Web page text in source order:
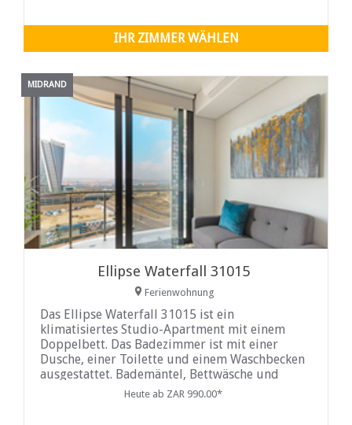
Kyalami Convention Center und der Golfplatz
Kyalami ...
IHR ZIMMER WÄHLEN
MIDRAND
Ellipse Waterfall 31015
Ferienwohnung
Das Ellipse Waterfall 31015 ist ein
klimatisiertes Studio-Apartment mit einem
Doppelbett. Das Badezimmer ist mit einer
Dusche, einer Toilette und einem Waschbecken
ausgestattet. Bademäntel, Bettwäsche und
Badetücher sind vorhanden. Die Küche ist für
Heute ab ZAR 990.00*